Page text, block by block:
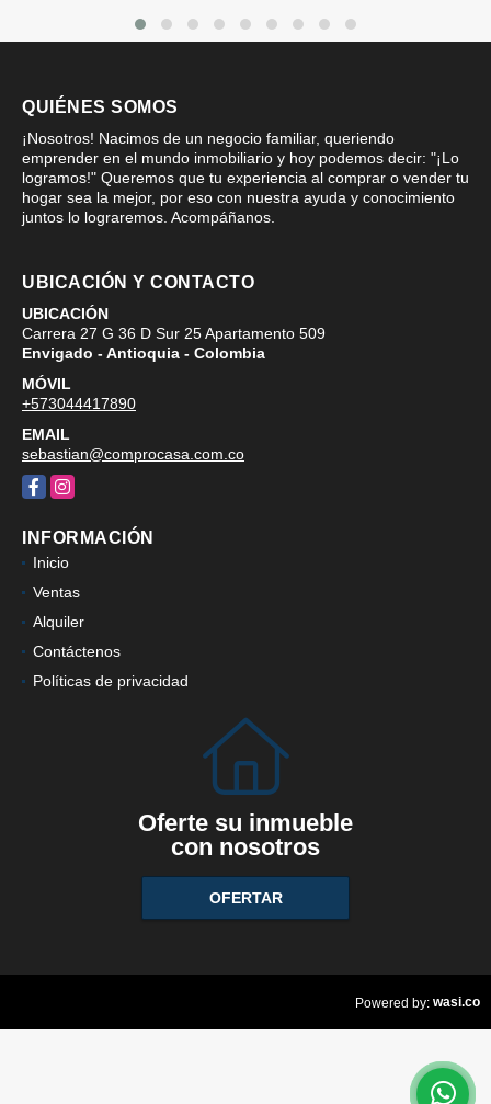
QUIÉNES SOMOS
¡Nosotros! Nacimos de un negocio familiar, queriendo
emprender en el mundo inmobiliario y hoy podemos decir: "¡Lo
logramos!" Queremos que tu experiencia al comprar o vender tu
hogar sea la mejor, por eso con nuestra ayuda y conocimiento
juntos lo lograremos. Acompáñanos.
UBICACIÓN Y CONTACTO
UBICACIÓN
Carrera 27 G 36 D Sur 25 Apartamento 509
Envigado - Antioquia - Colombia
MÓVIL
+573044417890
EMAIL
sebastian@comprocasa.com.co
FacebookInstagram
INFORMACIÓN
Inicio
Ventas
Alquiler
Contáctenos
Políticas de privacidad
Oferte su inmueble
con nosotros
OFERTAR
Powered by: wasi.co